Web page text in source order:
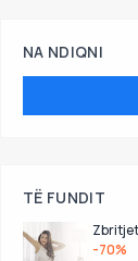
NA NDIQNI
TË FUNDIT
-70%